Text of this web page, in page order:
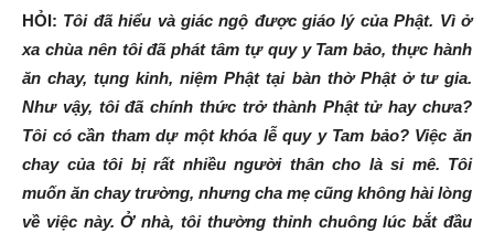
HỎI: Tôi đã hiểu và giác ngộ được giáo lý của Phật. Vì ở
xa chùa nên tôi đã phát tâm tự quy y Tam bảo, thực hành
ăn chay, tụng kinh, niệm Phật tại bàn thờ Phật ở tư gia.
Như vậy, tôi đã chính thức trở thành Phật tử hay chưa?
Tôi có cần tham dự một khóa lễ quy y Tam bảo? Việc ăn
chay của tôi bị rất nhiều người thân cho là si mê. Tôi
muốn ăn chay trường, nhưng cha mẹ cũng không hài lòng
về việc này. Ở nhà, tôi thường thỉnh chuông lúc bắt đầu